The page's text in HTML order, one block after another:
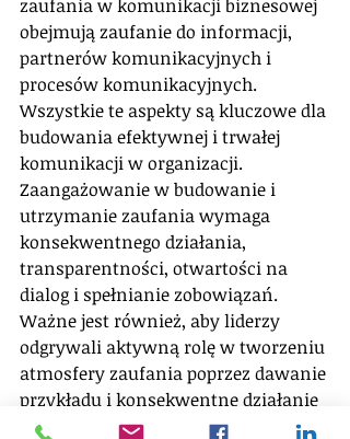
zaufania w komunikacji biznesowej
obejmują zaufanie do informacji,
partnerów komunikacyjnych i
procesów komunikacyjnych.
Wszystkie te aspekty są kluczowe dla
budowania efektywnej i trwałej
komunikacji w organizacji.
Zaangażowanie w budowanie i
utrzymanie zaufania wymaga
konsekwentnego działania,
transparentności, otwartości na
dialog i spełnianie zobowiązań.
Ważne jest również, aby liderzy
odgrywali aktywną rolę w tworzeniu
atmosfery zaufania poprzez dawanie
przykładu i konsekwentne działanie
zgodnie z wartościami organizacji.